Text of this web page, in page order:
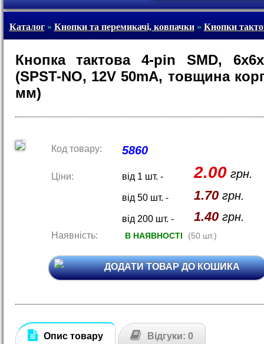
Каталог» Кнопки та перемикачі, ковпачки» Кнопки
Кнопка тактова 4-pin SMD,
(SPST-NO, 12V 50mA, товщина
мм)
Код товару: 5860
Ціни: від 1 шт. - 2.00грн.
від 50 шт. - 1.70грн.
від 200 шт. - 1.40грн.
Наявність: В НАЯВНОСТІ (50 шт.)
ДОДАТИ ТОВАР ДО КОШИКА
Опис товару Відгуки: 0